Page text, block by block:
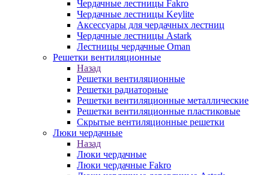
Чердачные лестницы Fakro
Чердачные лестницы Keylite
Аксессуары для чердачных лестниц
Чердачные лестницы Astark
Лестницы чердачные Oman
Решетки вентиляционные
Назад
Решетки вентиляционные
Решетки радиаторные
Решетки вентиляционные металлические
Решетки вентиляционные пластиковые
Скрытые вентиляционные решетки
Люки чердачные
Назад
Люки чердачные
Люки чердачные Fakro